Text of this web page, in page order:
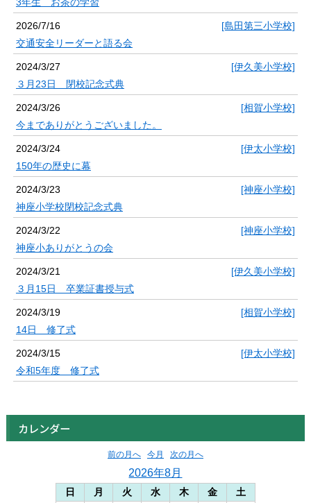
2026/7/16
[島田第三小学校]
交通安全リーダーと語る会
2024/3/27
[伊久美小学校]
３月23日 閉校記念式典
2024/3/26
[相賀小学校]
今までありがとうございました。
2024/3/24
[伊太小学校]
150年の歴史に幕
2024/3/23
[神座小学校]
神座小学校閉校記念式典
2024/3/22
[神座小学校]
神座小ありがとうの会
2024/3/21
[伊久美小学校]
３月15日 卒業証書授与式
2024/3/19
[相賀小学校]
14日 修了式
2024/3/15
[伊太小学校]
令和5年度 修了式
カレンダー
前の月へ 今月 次の月へ
2026年8月
日 月 火 水 木 金 土